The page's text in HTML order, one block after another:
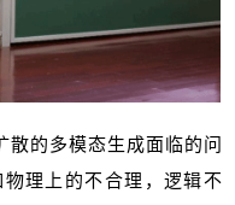
散的多模态生成面临的问
理上的不合理，逻辑不